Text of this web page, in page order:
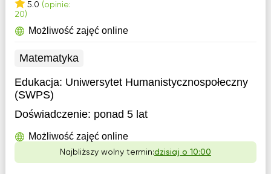
5.0 (opinie:
20)
Możliwość zajęć online
Matematyka
Edukacja: Uniwersytet Humanistycznospołeczny
(SWPS)
Doświadczenie: ponad 5 lat
Możliwość zajęć online
Najbliższy wolny termin:dzisiaj o 10:00